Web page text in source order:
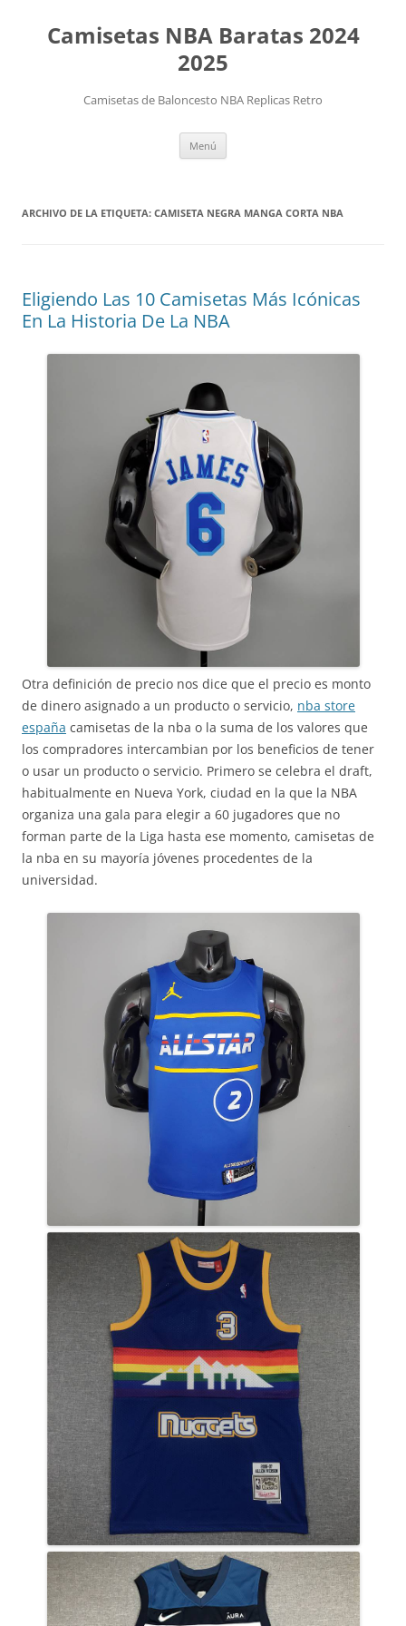
Camisetas NBA Baratas 2024
2025
Camisetas de Baloncesto NBA Replicas Retro
Menú
ARCHIVO DE LA ETIQUETA: CAMISETA NEGRA MANGA CORTA NBA
Eligiendo Las 10 Camisetas Más Icónicas
En La Historia De La NBA
Otra definición de precio nos dice que el precio es monto
de dinero asignado a un producto o servicio, nba store
españa camisetas de la nba o la suma de los valores que
los compradores intercambian por los beneficios de tener
o usar un producto o servicio. Primero se celebra el draft,
habitualmente en Nueva York, ciudad en la que la NBA
organiza una gala para elegir a 60 jugadores que no
forman parte de la Liga hasta ese momento, camisetas de
la nba en su mayoría jóvenes procedentes de la
universidad.